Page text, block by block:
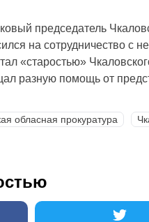
председатель
на сотрудничество с
«старостью»
разную помощь от
обласная прокуратура